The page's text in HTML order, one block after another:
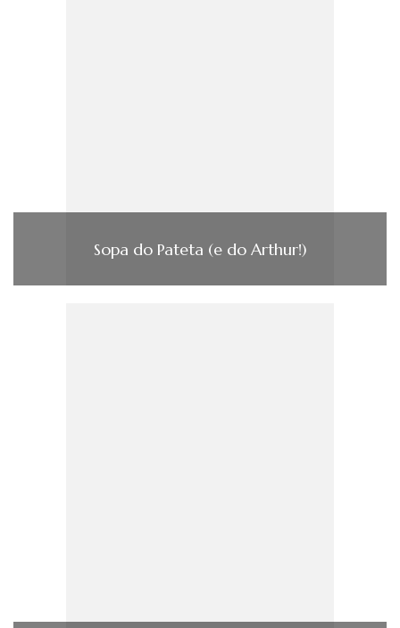
Sopa do Pateta (e do Arthur!)